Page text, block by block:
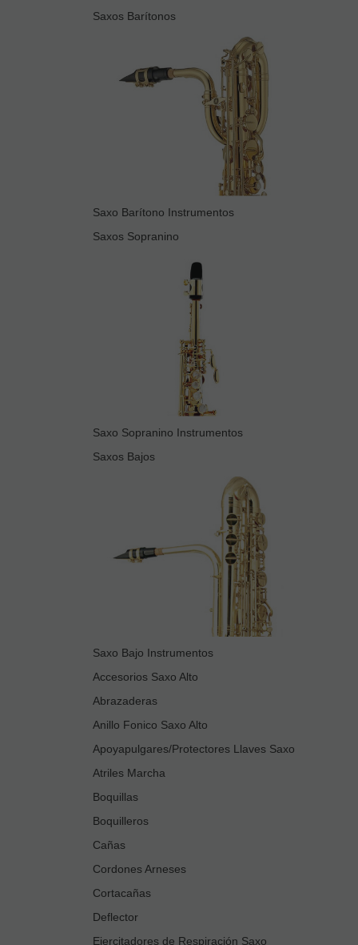
Saxos Barítonos
Saxo Barítono Instrumentos
Saxos Sopranino
Saxo Sopranino Instrumentos
Saxos Bajos
Saxo Bajo Instrumentos
Accesorios Saxo Alto
Abrazaderas
Anillo Fonico Saxo Alto
Apoyapulgares/Protectores Llaves Saxo
Atriles Marcha
Boquillas
Boquilleros
Cañas
Cordones Arneses
Cortacañas
Deflector
Ejercitadores de Respiración Saxo